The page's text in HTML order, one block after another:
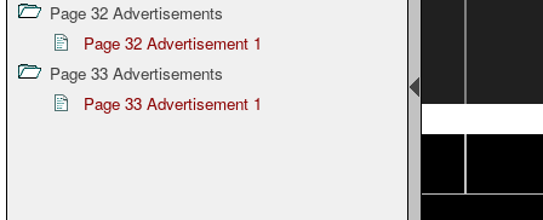
Page 32 Advertisements
Page 32 Advertisement 1
Page 33 Advertisements
Page 33 Advertisement 1